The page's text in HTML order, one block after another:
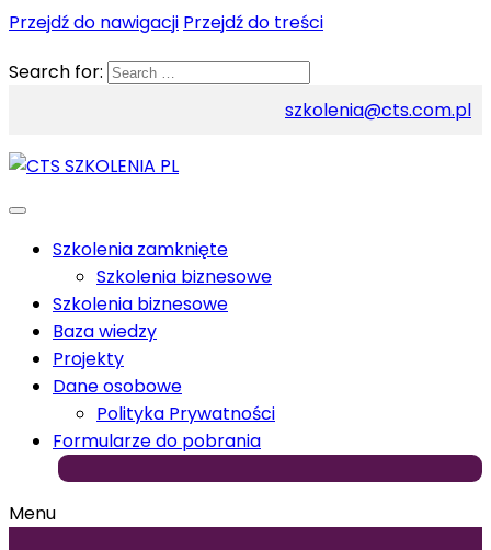
Przejdź do nawigacji Przejdź do treści
Search for:
szkolenia@cts.com.pl
Szkolenia zamknięte
Szkolenia biznesowe
Szkolenia biznesowe
Baza wiedzy
Projekty
Dane osobowe
Polityka Prywatności
Formularze do pobrania
Menu